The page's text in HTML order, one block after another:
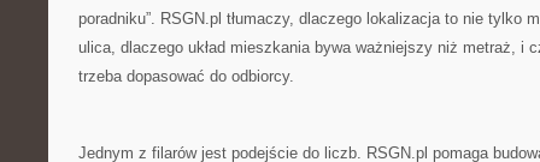
poradniku”. RSGN.pl tłumaczy, dlaczego lokalizacja to nie tylko
ulica, dlaczego układ mieszkania bywa ważniejszy niż metraż, i
trzeba dopasować do odbiorcy.
Jednym z filarów jest podejście do liczb. RSGN.pl pomaga